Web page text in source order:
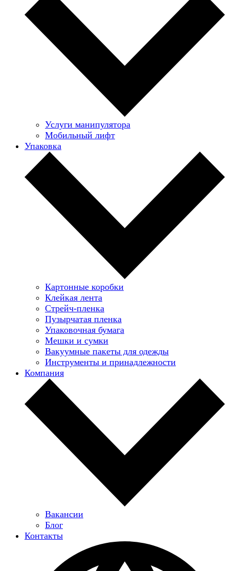
Услуги манипулятора
Мобильный лифт
Упаковка
Картонные коробки
Клейкая лента
Стрейч-пленка
Пузырчатая пленка
Упаковочная бумага
Мешки и сумки
Вакуумные пакеты для одежды
Инструменты и принадлежности
Компания
Вакансии
Блог
Контакты